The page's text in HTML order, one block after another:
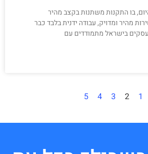
בו התקנות משתנות בקצב מהיר
מהיר ומדויק, עבודה ידנית בלבד כבר
בישראל מתמודדים עם
1
2
3
4
5